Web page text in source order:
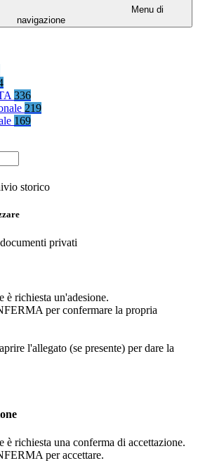
Menu di
navigazione
336
219
169
storico
privati
è richiesta un'adesione.
per confermare la propria
l'allegato (se presente) per dare la
è richiesta una conferma di accettazione.
per accettare.